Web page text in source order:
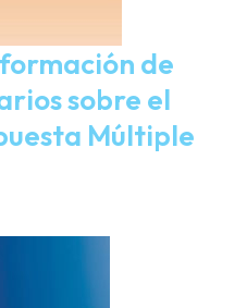
de
sobre el
Múltiple